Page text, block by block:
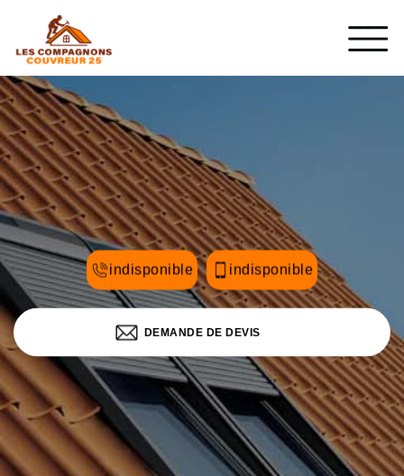
indisponible indisponible
DEMANDE DE DEVIS